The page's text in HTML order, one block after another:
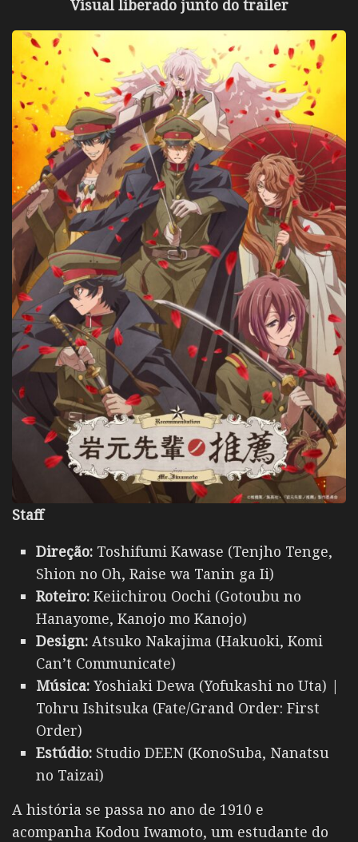
Visual liberado junto do trailer
Staff
Direção: Toshifumi Kawase (Tenjho Tenge,
Shion no Oh, Raise wa Tanin ga Ii)
Roteiro: Keiichirou Oochi (Gotoubu no
Hanayome, Kanojo mo Kanojo)
Design: Atsuko Nakajima (Hakuoki, Komi
Can’t Communicate)
Música: Yoshiaki Dewa (Yofukashi no Uta) |
Tohru Ishitsuka (Fate/Grand Order: First
Order)
Estúdio: Studio DEEN (KonoSuba, Nanatsu
no Taizai)
A história se passa no ano de 1910 e
acompanha Kodou Iwamoto, um estudante do